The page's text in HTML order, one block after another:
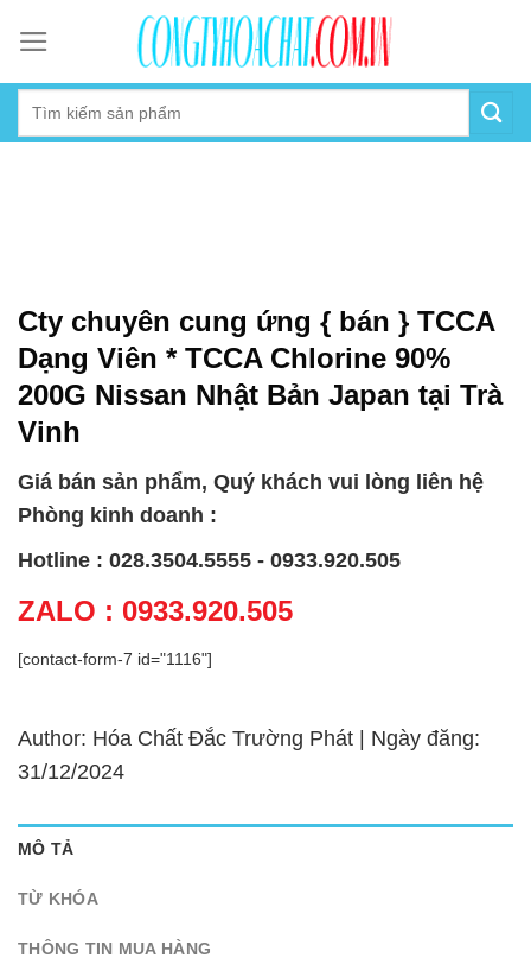
content
Cty chuyên cung ứng { bán } TCCA
Dạng Viên * TCCA Chlorine 90%
200G Nissan Nhật Bản Japan tại Trà
Vinh
Giá bán sản phẩm, Quý khách vui lòng liên hệ
Phòng kinh doanh :
Hotline : 028.3504.5555 - 0933.920.505
ZALO : 0933.920.505
[contact-form-7 id="1116"]
Author: Hóa Chất Đắc Trường Phát | Ngày đăng:
31/12/2024
MÔ TẢ
TỪ KHÓA
THÔNG TIN MUA HÀNG